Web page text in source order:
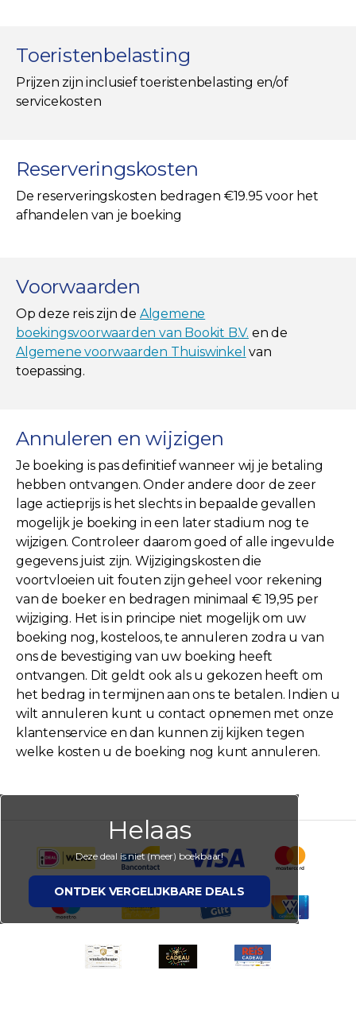
Toeristenbelasting
Prijzen zijn inclusief toeristenbelasting en/of
servicekosten
Reserveringskosten
De reserveringskosten bedragen €19.95 voor het
afhandelen van je boeking
Voorwaarden
Op deze reis zijn de Algemene
boekingsvoorwaarden van Bookit B.V. en de
Algemene voorwaarden Thuiswinkel van
toepassing.
Annuleren en wijzigen
Je boeking is pas definitief wanneer wij je betaling
hebben ontvangen. Onder andere door de zeer
lage actieprijs is het slechts in bepaalde gevallen
mogelijk je boeking in een later stadium nog te
wijzigen. Controleer daarom goed of alle ingevulde
gegevens juist zijn. Wijzigingskosten die
voortvloeien uit fouten zijn geheel voor rekening
van de boeker en bedragen minimaal € 19,95 per
wijziging. Het is in principe niet mogelijk om uw
boeking nog, kosteloos, te annuleren zodra u van
ons de bevestiging van uw boeking heeft
ontvangen. Dit geldt ook als u gekozen heeft om
het bedrag in termijnen aan ons te betalen. Indien u
wilt annuleren kunt u contact opnemen met onze
klantenservice en dan kunnen zij kijken tegen
welke kosten u de boeking nog kunt annuleren.
Helaas
Deze deal is niet (meer) boekbaar!
ONTDEK VERGELIJKBARE DEALS